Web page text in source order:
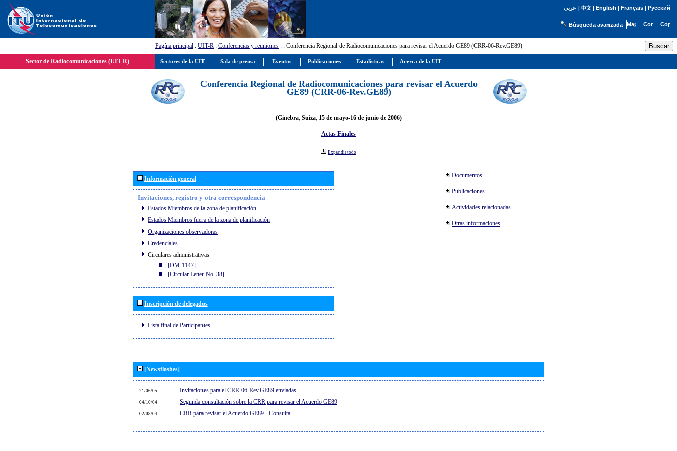
عربي | 中文| English | Français| Русский
Búsqueda avanzada
Pagína principal : UIT-R : Conferencias y reuniones : : Conferencia Regional de Radiocomunicaciones para revisar el Acuerdo GE89 (CRR-06-Rev.GE89)
Sector de Radiocomunicaciones (UIT-R)
Conferencia Regional de Radiocomunicaciones para revisar el Acuerdo
GE89 (CRR-06-Rev.GE89)
(Ginebra, Suiza, 15 de mayo-16 de junio de 2006)
Actas Finales
Expandir todo
Información general
Invitaciones, registro y otra correspondencia
Estados Miembros de la zona de planificación
Estados Miembros fuera de la zona de planificación
Organizaciones observadoras
Credenciales
Circulares administrativas
[DM-1147]
[Circular Letter No. 38]
Inscripción de delegados
Lista final de Participantes
Documentos
Publicaciones
Actividades relacionadas
Otras informaciones
[Newsflashes]
21/06/05 Invitaciones para el CRR-06-Rev.GE89 enviadas...
04/10/04 Segunda consultación sobre la CRR para revisar el Acuerdo GE89
02/08/04 CRR para revisar el Acuerdo GE89 - Consulta
Sectores de la UIT Sala de prensa Eventos Publicaciones Estadísticas Acerca de la UIT